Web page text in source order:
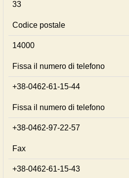
33
Codice postale
14000
Fissa il numero di telefono
+38-0462-61-15-44
Fissa il numero di telefono
+38-0462-97-22-57
Fax
+38-0462-61-15-43